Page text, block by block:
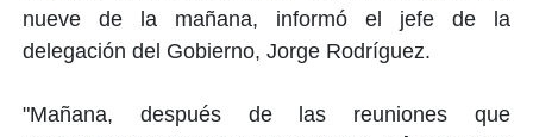
nueve de la mañana, informó el jefe de la
delegación del Gobierno, Jorge Rodríguez.
"Mañana, después de las reuniones que